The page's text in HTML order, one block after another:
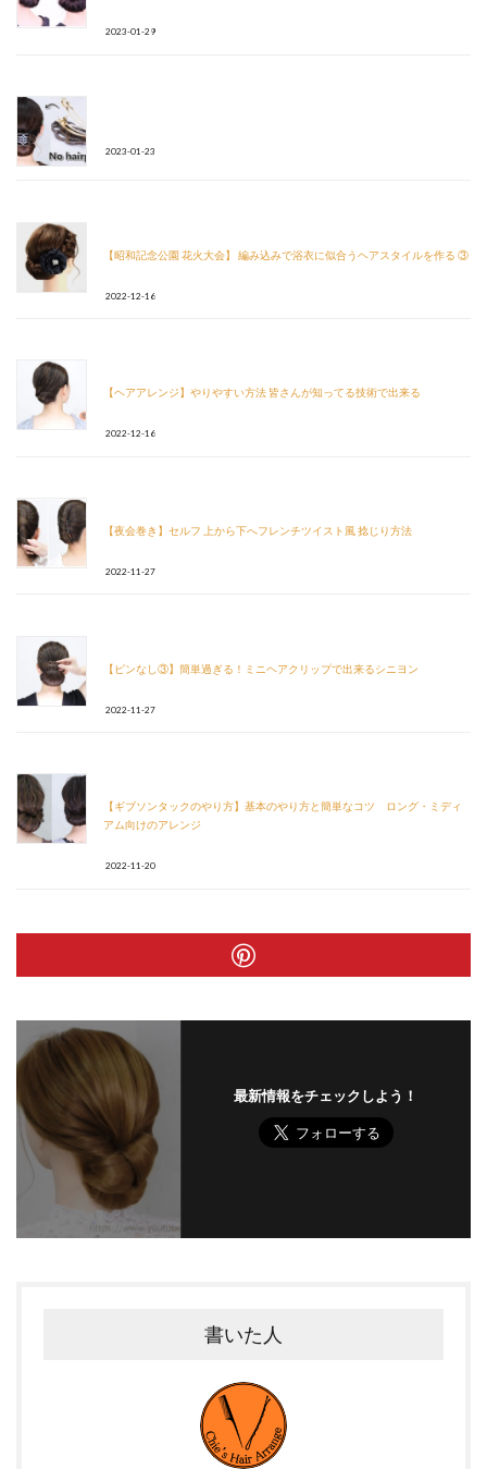
2023-01-29
2023-01-23
【昭和記念公園 花火大会】 編み込みで浴衣に似合うヘアスタイルを作る ③
2022-12-16
【ヘアアレンジ】やりやすい方法 皆さんが知ってる技術で出来る
2022-12-16
【夜会巻き】セルフ 上から下へフレンチツイスト風 捻じり方法
2022-11-27
【ピンなし③】簡単過ぎる！ミニヘアクリップで出来るシニヨン
2022-11-27
【ギブソンタックのやり方】基本のやり方と簡単なコツ ロング・ミディ
アム向けのアレンジ
2022-11-20
最新情報をチェックしよう！
書いた人